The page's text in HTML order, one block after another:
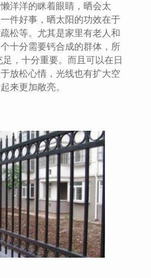
洋洋的眯着眼睛，晒会太
件好事，晒太阳的功效在于
松等。尤其是家里有老人和
十分需要钙合成的群体，所
，十分重要。而且可以在日
放松心情，光线也有扩大空
来更加敞亮。